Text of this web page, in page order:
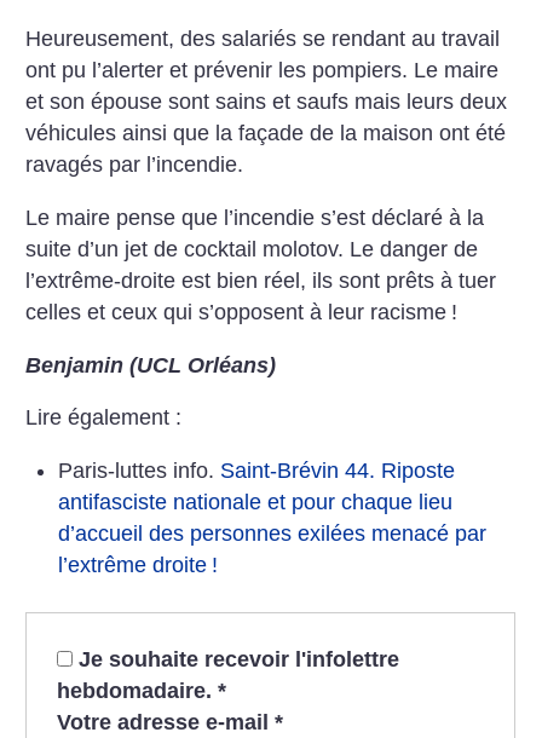
Heureusement, des salariés se rendant au travail
ont pu l’alerter et prévenir les pompiers. Le maire
et son épouse sont sains et saufs mais leurs deux
véhicules ainsi que la façade de la maison ont été
ravagés par l’incendie.
Le maire pense que l’incendie s’est déclaré à la
suite d’un jet de cocktail molotov. Le danger de
l’extrême-droite est bien réel, ils sont prêts à tuer
celles et ceux qui s’opposent à leur racisme !
Benjamin (UCL Orléans)
Lire également :
Paris-luttes info. Saint-Brévin 44. Riposte
antifasciste nationale et pour chaque lieu
d’accueil des personnes exilées menacé par
l’extrême droite !
Je souhaite recevoir l'infolettre
hebdomadaire. *
Votre adresse e-mail *